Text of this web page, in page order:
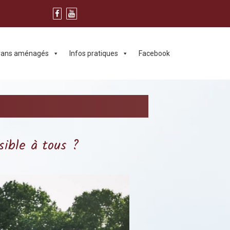
aménagés Infos pratiques Facebook
à tous ?